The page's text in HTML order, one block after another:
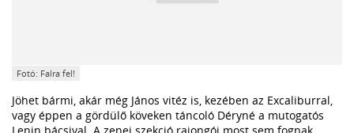
Fotó: Falra fel!
Jöhet bármi, akár még János vitéz is, kezében az Excaliburral,
vagy éppen a gördülő köveken táncoló Déryné a mutogatós
Lenin bácsival. A zenei szekció rajongói most sem fognak